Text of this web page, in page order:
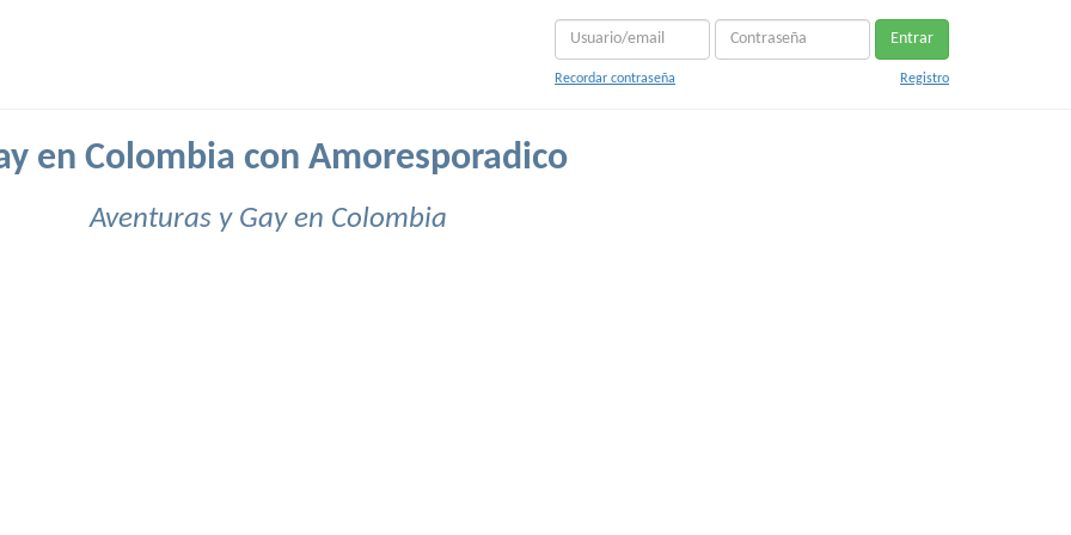
Entrar
Recordar contraseña Registro
en Colombia con Amoresporadico
Aventuras y Gay en Colombia